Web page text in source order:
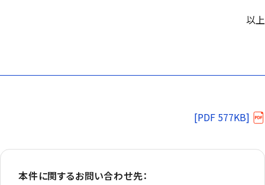
以上
[PDF 577KB]
本件に関するお問い合わせ先：